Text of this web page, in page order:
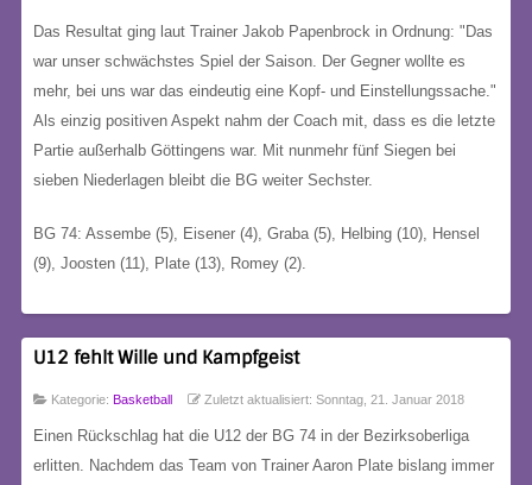
Das Resultat ging laut Trainer Jakob Papenbrock in Ordnung: "Das
war unser schwächstes Spiel der Saison. Der Gegner wollte es
mehr, bei uns war das eindeutig eine Kopf- und Einstellungssache."
Als einzig positiven Aspekt nahm der Coach mit, dass es die letzte
Partie außerhalb Göttingens war. Mit nunmehr fünf Siegen bei
sieben Niederlagen bleibt die BG weiter Sechster.
BG 74: Assembe (5), Eisener (4), Graba (5), Helbing (10), Hensel
(9), Joosten (11), Plate (13), Romey (2).
U12 fehlt Wille und Kampfgeist
Kategorie: Basketball Zuletzt aktualisiert: Sonntag, 21. Januar 2018
Einen Rückschlag hat die U12 der BG 74 in der Bezirksoberliga
erlitten. Nachdem das Team von Trainer Aaron Plate bislang immer